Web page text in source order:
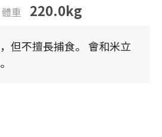
體重 220.0kg
但不擅長捕食。 會和米立